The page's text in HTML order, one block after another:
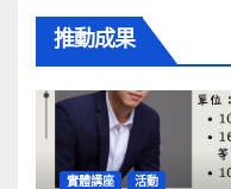
推動成果
實體講座 活動